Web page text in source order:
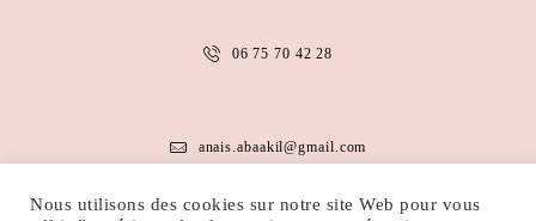
06 75 70 42 28
anais.abaakil@gmail.com
Nous utilisons des cookies sur notre site Web pour vous